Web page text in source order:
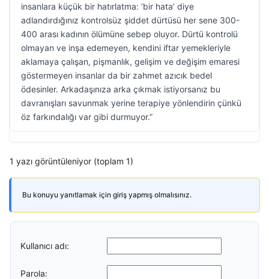
insanlara küçük bir hatırlatma: ‘bir hata’ diye
adlandırdığınız kontrolsüz şiddet dürtüsü her sene 300-
400 arası kadının ölümüne sebep oluyor. Dürtü kontrolü
olmayan ve inşa edemeyen, kendini iftar yemekleriyle
aklamaya çalışan, pişmanlık, gelişim ve değişim emaresi
göstermeyen insanlar da bir zahmet azıcık bedel
ödesinler. Arkadaşınıza arka çıkmak istiyorsanız bu
davranışları savunmak yerine terapiye yönlendirin çünkü
öz farkındalığı var gibi durmuyor.”
1 yazı görüntüleniyor (toplam 1)
Bu konuyu yanıtlamak için giriş yapmış olmalısınız.
Kullanıcı adı:
Parola: